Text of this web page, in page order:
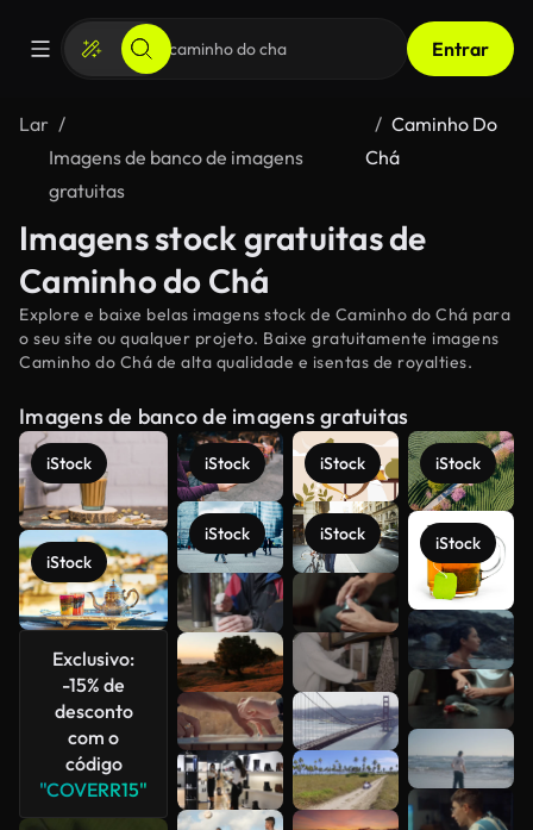
Entrar
Lar
Imagens de banco de imagens
gratuitas
Caminho Do
Chá
Imagens stock gratuitas de
Caminho do Chá
Explore e baixe belas imagens stock de Caminho do Chá para
o seu site ou qualquer projeto. Baixe gratuitamente imagens
Caminho do Chá de alta qualidade e isentas de royalties.
Imagens de banco de imagens gratuitas
iStock
iStock
Exclusivo:
-15% de
desconto
com o
código
"COVERR15"
iStock
iStock
iStock
iStock
iStock
iStock
Veja mais